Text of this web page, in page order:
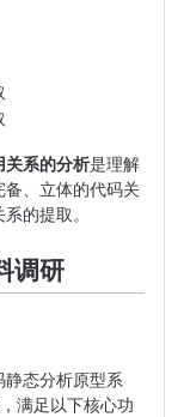
关系的分析是理解
备、立体的代码关
的提取。
调研
态分析原型系
满足以下核心功